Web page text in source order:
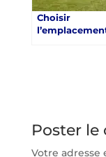
Choisir
Poster
Votre adresse